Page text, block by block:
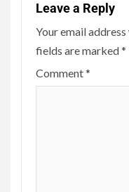
Leave a Reply
Your email
fields are marked*
Comment*